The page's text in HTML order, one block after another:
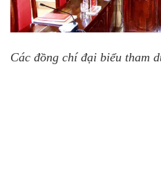
Các đồng chí đại biểu tham